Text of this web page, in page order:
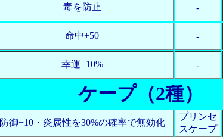
毒を防止 -
命中+50 -
幸運+10% -
ケープ（2種）
防御+10・炎属性を30%の確率で無効化
プリンセ
スケープ